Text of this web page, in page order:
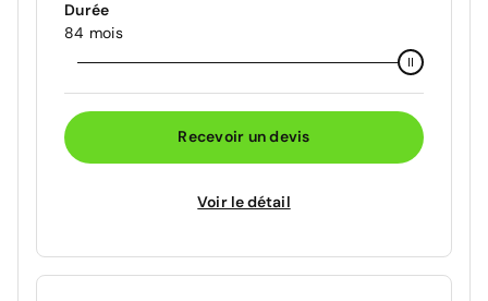
Durée
84 mois
Recevoir un devis
Voir le détail